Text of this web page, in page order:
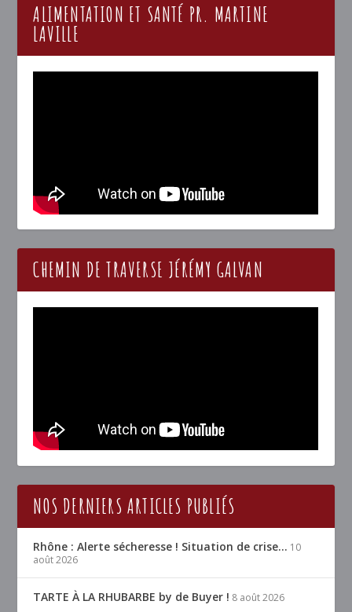
ALIMENTATION ET SANTÉ PR. MARTINE
LAVILLE
CHEMIN DE TRAVERSE JÉRÉMY GALVAN
NOS DERNIERS ARTICLES PUBLIÉS
Rhône : Alerte sécheresse ! Situation de crise… 10
août 2026
TARTE À LA RHUBARBE by de Buyer ! 8 août 2026